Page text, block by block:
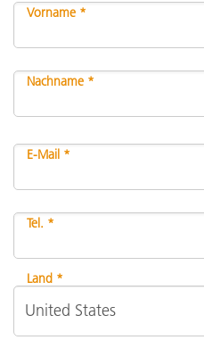
Vorname *
Nachname *
E-Mail *
Tel. *
Land *